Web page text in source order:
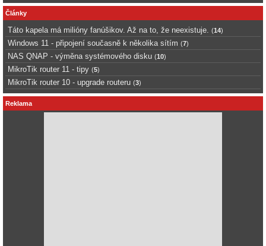
Články
Táto kapela má milióny fanúšikov. Až na to, že neexistuje. (14)
Windows 11 - připojení současně k několika sítím (7)
NAS QNAP - výměna systémového disku (10)
MikroTik router 11 - tipy (5)
MikroTik router 10 - upgrade routeru (3)
Reklama